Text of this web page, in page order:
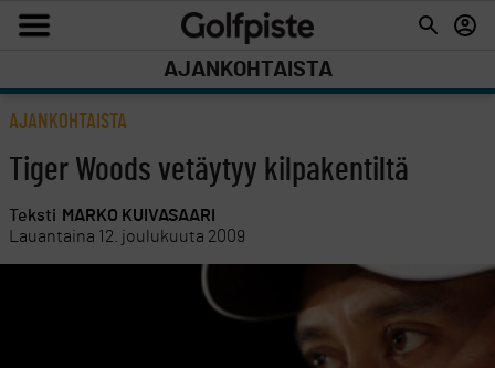
AJANKOHTAISTA
AJANKOHTAISTA
Tiger Woods vetäytyy kilpakentiltä
Teksti MARKO KUIVASAARI
Lauantaina 12. joulukuuta 2009